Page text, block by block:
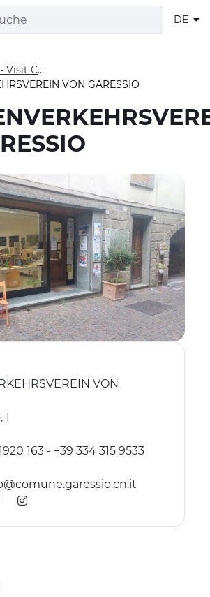
DE
Empfang - Visit Cuneese
VON GARESSIO
VON
163 - +39 334 315 9533